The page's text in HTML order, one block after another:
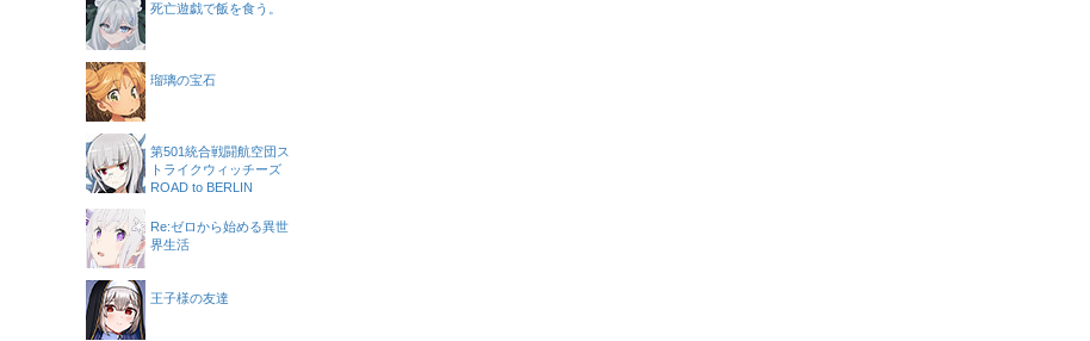
死亡遊戯で飯を食う。
瑠璃の宝石
第501統合戦闘航空団ス
トライクウィッチーズ
ROAD to BERLIN
Re:ゼロから始める異世
界生活
王子様の友達